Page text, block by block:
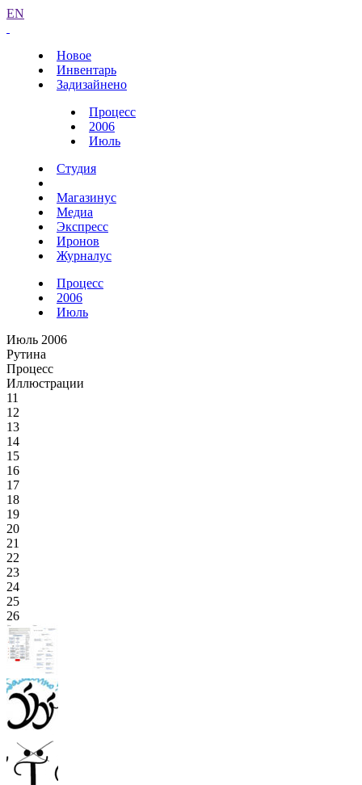
EN
Новое
Инвентарь
Задизайнено
Процесс
2006
Июль
Студия
Магазинус
Медиа
Экспресс
Иронов
Журналус
Процесс
2006
Июль
Июль 2006
Рутина
Процесс
Иллюстрации
11
12
13
14
15
16
17
18
19
20
21
22
23
24
25
26